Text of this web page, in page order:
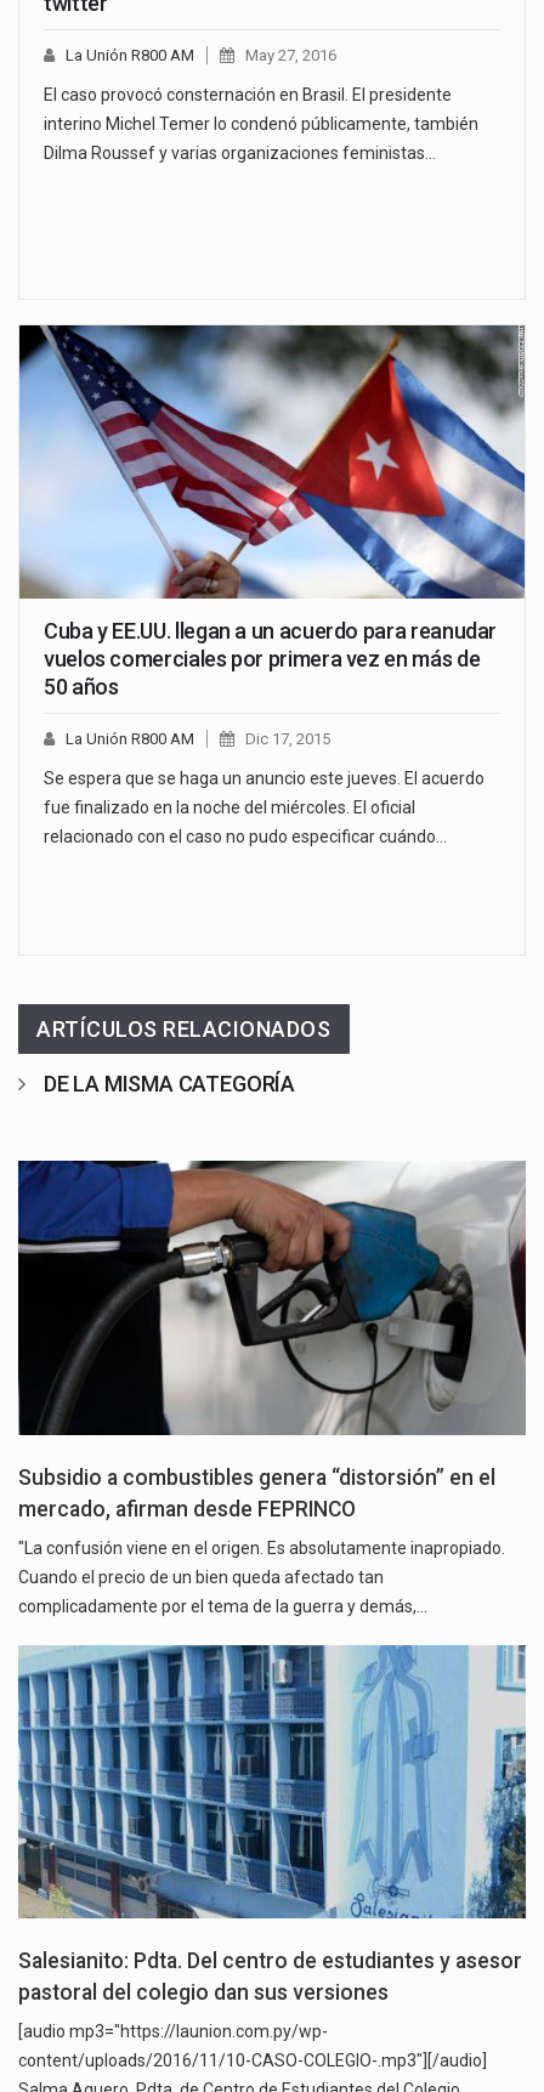
La Unión R800 AM May 27, 2016
El caso provocó consternación en Brasil. El presidente
interino Michel Temer lo condenó públicamente, también
Dilma Roussef y varias organizaciones feministas…
Cuba y EE.UU. llegan a un acuerdo para reanudar
vuelos comerciales por primera vez en más de
50 años
La Unión R800 AM Dic 17, 2015
Se espera que se haga un anuncio este jueves. El acuerdo
fue finalizado en la noche del miércoles. El oficial
relacionado con el caso no pudo especificar cuándo…
ARTÍCULOS RELACIONADOS
DE LA MISMA CATEGORÍA
Subsidio a combustibles genera “distorsión” en el
mercado, afirman desde FEPRINCO
"La confusión viene en el origen. Es absolutamente inapropiado.
Cuando el precio de un bien queda afectado tan
complicadamente por el tema de la guerra y demás,…
Salesianito: Pdta. Del centro de estudiantes y asesor
pastoral del colegio dan sus versiones
[audio mp3="https://launion.com.py/wp-
content/uploads/2016/11/10-CASO-COLEGIO-.mp3"][/audio]